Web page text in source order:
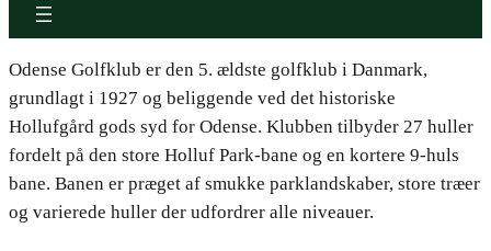
Odense Golfklub er den 5. ældste golfklub i Danmark,
grundlagt i 1927 og beliggende ved det historiske
Hollufgård gods syd for Odense. Klubben tilbyder 27 huller
fordelt på den store Holluf Park-bane og en kortere 9-huls
bane. Banen er præget af smukke parklandskaber, store træer
og varierede huller der udfordrer alle niveauer.